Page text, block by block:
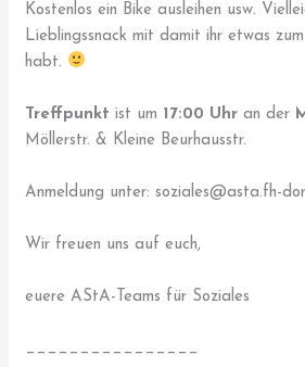
Kostenlos ein Bike ausleihen usw.
Lieblingssnack mit damit ihr etwas
habt.
Treffpunkt ist um 17:00 Uhr an der
Möllerstr. & Kleine Beurhausstr.
Anmeldung unter: soziales@asta.fh-
Wir freuen uns auf euch,
euere AStA-Teams für Soziales
________________